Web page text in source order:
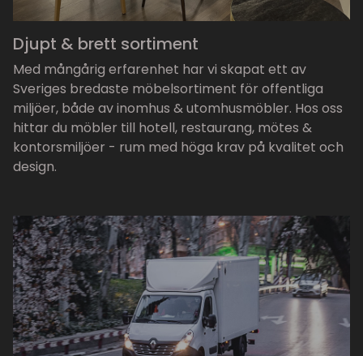
Djupt & brett sortiment
Med mångårig erfarenhet har vi skapat ett av
Sveriges bredaste möbelsortiment för offentliga
miljöer, både av inomhus & utomhusmöbler. Hos oss
hittar du möbler till hotell, restaurang, mötes &
kontorsmiljöer - rum med höga krav på kvalitet och
design.